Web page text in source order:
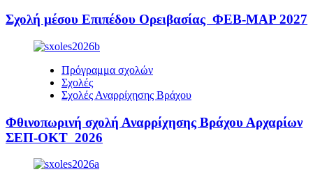
Σχολή μέσου Επιπέδου Ορειβασίας ΦΕΒ-ΜΑΡ 2027
Πρόγραμμα σχολών
Σχολές
Σχολές Αναρρίχησης Βράχου
Φθινοπωρινή σχολή Αναρρίχησης Βράχου Αρχαρίων
ΣΕΠ-ΟΚΤ 2026